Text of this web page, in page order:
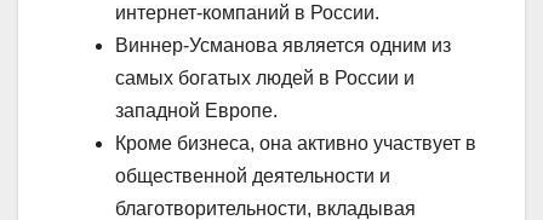
интернет-компаний в России.
Виннер-Усманова является одним из
самых богатых людей в России и
западной Европе.
Кроме бизнеса, она активно участвует в
общественной деятельности и
благотворительности, вкладывая